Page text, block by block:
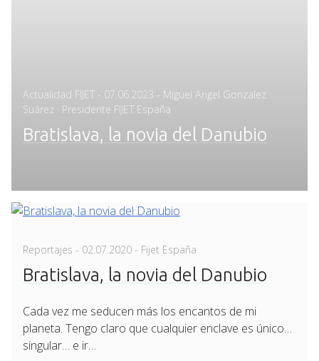
Actualidad FIJET - Posted
on
07.06.2023 - Miguel Angel Gonzalez
Suárez · Presidente FIJET España
Bratislava, la novia del Danubio
Reportajes - Posted
02.07.2020 - Fijet España
Bratislava, la novia del Danubio
Cada vez me seducen más los encantos de mi
planeta. Tengo claro que cualquier enclave es único…
singular… e ir…